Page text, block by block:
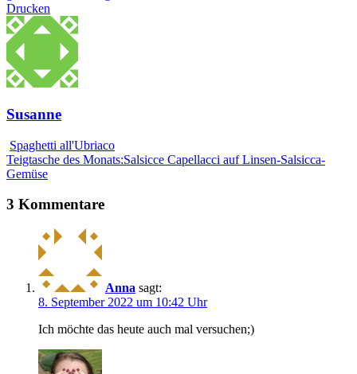
Drucken
Susanne
Spaghetti all'Ubriaco
Teigtasche des Monats:Salsicce Capellacci auf Linsen-Salsicca-
Gemüse
3 Kommentare
Anna sagt:
8. September 2022 um 10:42 Uhr
Ich möchte das heute auch mal versuchen;)